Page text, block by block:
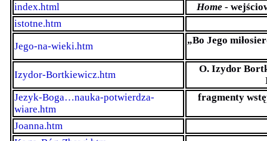
index.html Home -
istotne.htm
Jego-na-wieki.htm
„Bo Jego
Izydor-Bortkiewicz.htm
O. Izydor
Jezyk-Boga…nauka-potwierdza-
wiare.htm
fragmenty
Joanna.htm